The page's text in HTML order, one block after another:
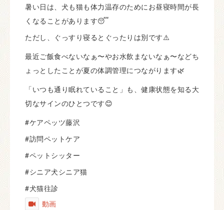
暑い日は、犬も猫も体力温存のためにお昼寝時間が長
くなることがあります😴
ただし、ぐっすり寝るとぐったりは別です⚠️
最近ご飯食べないなぁ〜やお水飲まないなぁ〜などち
ょっとしたことが夏の体調管理につながります🌿
「いつも通り眠れていること」も、健康状態を知る大
切なサインのひとつです😊
#ケアペッツ藤沢
#訪問ペットケア
#ペットシッター
#シニア犬シニア猫
#犬猫往診
動画